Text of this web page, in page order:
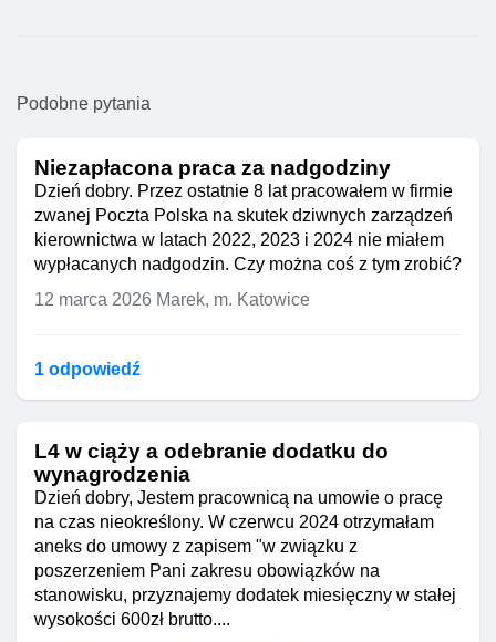
Podobne pytania
Niezapłacona praca za nadgodziny
Dzień dobry. Przez ostatnie 8 lat pracowałem w firmie
zwanej Poczta Polska na skutek dziwnych zarządzeń
kierownictwa w latach 2022, 2023 i 2024 nie miałem
wypłacanych nadgodzin. Czy można coś z tym zrobić?
12 marca 2026 Marek, m. Katowice
1 odpowiedź
L4 w ciąży a odebranie dodatku do
wynagrodzenia
Dzień dobry, Jestem pracownicą na umowie o pracę
na czas nieokreślony. W czerwcu 2024 otrzymałam
aneks do umowy z zapisem "w związku z
poszerzeniem Pani zakresu obowiązków na
stanowisku, przyznajemy dodatek miesięczny w stałej
wysokości 600zł brutto....